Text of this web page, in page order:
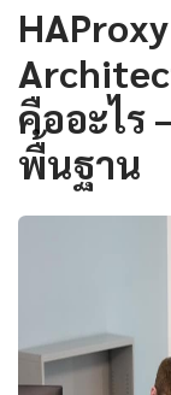
คืออะไร
พื้นฐาน